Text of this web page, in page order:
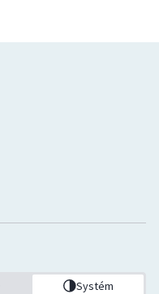
Systém